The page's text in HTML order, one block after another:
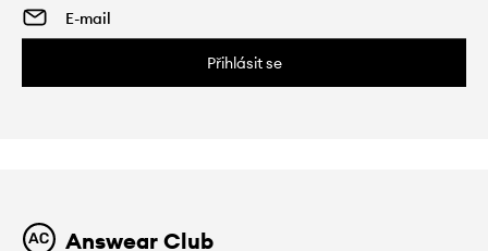
Přihlásit se
Answear Club